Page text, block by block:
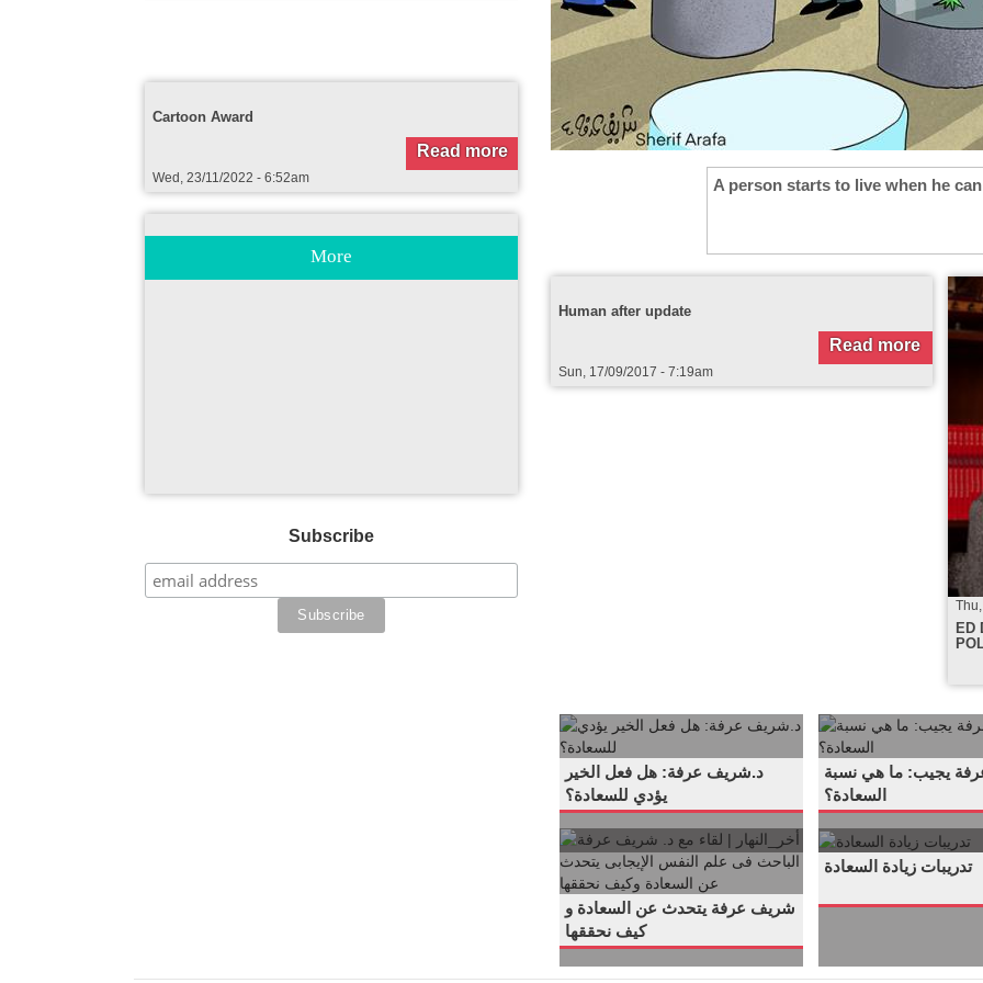
A person starts to live when he
ED
Human after update
Sun, 17/09/2017 - 7:19am
Read more
How
Thu,
د.شريف
عرفة
يجيب:
ما
هي
نسبة
.
يجيب: ما هي نسبة
السعادة؟
د.شريف
عرفة:
هل
فعل
الخير
يؤدي
للسعادة؟
.
د.شريف عرفة: هل فعل الخير
يؤدي للسعادة؟
تدريبات
زيادة
السعادة
.
تدريبات زيادة السعادة أخر_النهار
|
لقاء
مع
.
شريف عرفة يتحدث عن السعادة و
كيف نحققها
Cartoon Award
Wed, 23/11/2022 - 6:52am
Read more
Cartoon Award
Read more
TV interview
Wed, 23/11/
More More
Subscribe